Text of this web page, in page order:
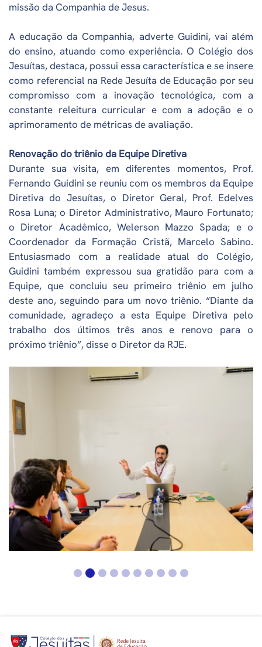
missão da Companhia de Jesus.
A educação da Companhia, adverte Guidini, vai além
do ensino, atuando como experiência. O Colégio dos
Jesuítas, destaca, possui essa característica e se insere
como referencial na Rede Jesuíta de Educação por seu
compromisso com a inovação tecnológica, com a
constante releitura curricular e com a adoção e o
aprimoramento de métricas de avaliação.
Renovação do triênio da Equipe Diretiva
Durante sua visita, em diferentes momentos, Prof.
Fernando Guidini se reuniu com os membros da Equipe
Diretiva do Jesuítas, o Diretor Geral, Prof. Edelves
Rosa Luna; o Diretor Administrativo, Mauro Fortunato;
o Diretor Acadêmico, Welerson Mazzo Spada; e o
Coordenador da Formação Cristã, Marcelo Sabino.
Entusiasmado com a realidade atual do Colégio,
Guidini também expressou sua gratidão para com a
Equipe, que concluiu seu primeiro triênio em julho
deste ano, seguindo para um novo triênio. “Diante da
comunidade, agradeço a esta Equipe Diretiva pelo
trabalho dos últimos três anos e renovo para o
próximo triênio”, disse o Diretor da RJE.